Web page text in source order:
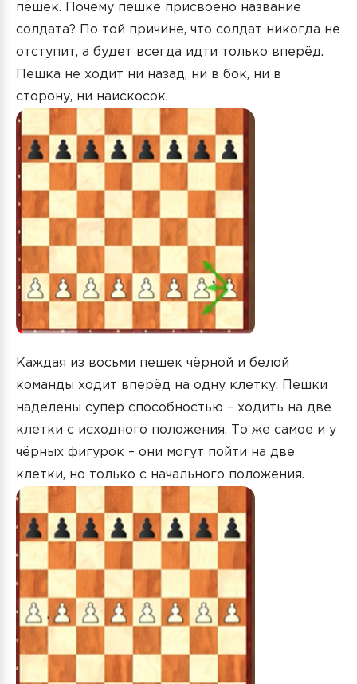
пешек. Почему пешке присвоено название
солдата? По той причине, что солдат никогда не
отступит, а будет всегда идти только вперёд.
Пешка не ходит ни назад, ни в бок, ни в
сторону, ни наискосок.
Каждая из восьми пешек чёрной и белой
команды ходит вперёд на одну клетку. Пешки
наделены супер способностью – ходить на две
клетки с исходного положения. То же самое и у
чёрных фигурок – они могут пойти на две
клетки, но только с начального положения.